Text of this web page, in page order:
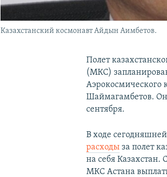
Казахстанский космонавт Айдын Аимбетов.
Полет
(МКС)
Аэрокосмического
Шаймагамбетов. Он
сентября.
В ходе
расходы за полет
на себя Казахстан.
МКС Астана